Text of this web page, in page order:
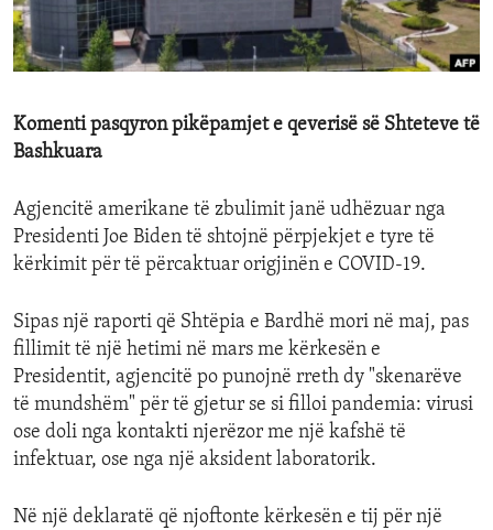
ENVIRONMENT AND HEALTH
IDEALS AND INSTITUTIONS
Komenti pasqyron pikëpamjet e qeverisë së Shteteve të
Bashkuara
Agjencitë amerikane të zbulimit janë udhëzuar nga
Presidenti Joe Biden të shtojnë përpjekjet e tyre të
kërkimit për të përcaktuar origjinën e COVID-19.
Sipas një raporti që Shtëpia e Bardhë mori në maj, pas
fillimit të një hetimi në mars me kërkesën e
Presidentit, agjencitë po punojnë rreth dy "skenarëve
të mundshëm" për të gjetur se si filloi pandemia: virusi
ose doli nga kontakti njerëzor me një kafshë të
infektuar, ose nga një aksident laboratorik.
Në një deklaratë që njoftonte kërkesën e tij për një